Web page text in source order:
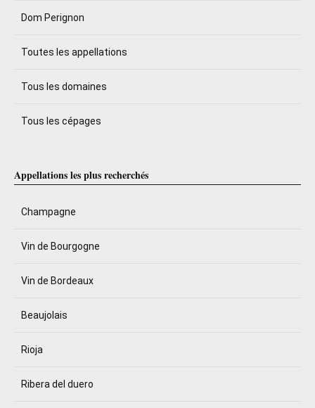
Dom Perignon
Toutes les appellations
Tous les domaines
Tous les cépages
Appellations les plus recherchés
Champagne
Vin de Bourgogne
Vin de Bordeaux
Beaujolais
Rioja
Ribera del duero